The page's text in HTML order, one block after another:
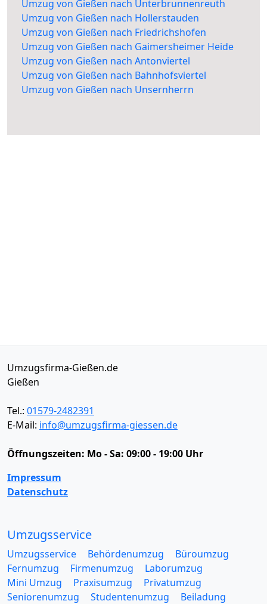
Umzug von Gießen nach Unterbrunnenreuth
Umzug von Gießen nach Hollerstauden
Umzug von Gießen nach Friedrichshofen
Umzug von Gießen nach Gaimersheimer Heide
Umzug von Gießen nach Antonviertel
Umzug von Gießen nach Bahnhofsviertel
Umzug von Gießen nach Unsernherrn
Umzugsfirma-Gießen.de
Gießen
Tel.: 01579-2482391
E-Mail: info@umzugsfirma-giessen.de
Öffnungszeiten: Mo - Sa: 09:00 - 19:00 Uhr
Impressum
Datenschutz
Umzugsservice
Umzugsservice Behördenumzug
Büroumzug
Fernumzug
Firmenumzug
Laborumzug
Mini Umzug
Praxisumzug
Privatumzug
Seniorenumzug
Studentenumzug
Beiladung